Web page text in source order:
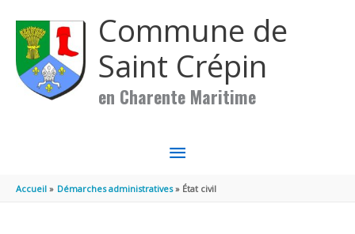
Commune de
Saint Crépin
en Charente Maritime
MENU
PRINCIPAL
Accueil Démarches administratives État civil